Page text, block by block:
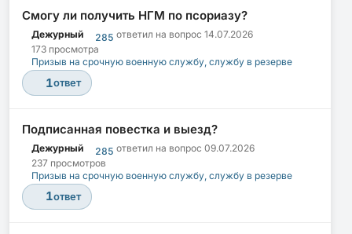
Смогу ли получить НГМ по псориазу?
Дежурный 285 ответил на вопрос 14.07.2026
173 просмотра
Призыв на срочную военную службу, службу в резерве
1ответ
Подписанная повестка и выезд?
Дежурный 285 ответил на вопрос 09.07.2026
237 просмотров
Призыв на срочную военную службу, службу в резерве
1ответ